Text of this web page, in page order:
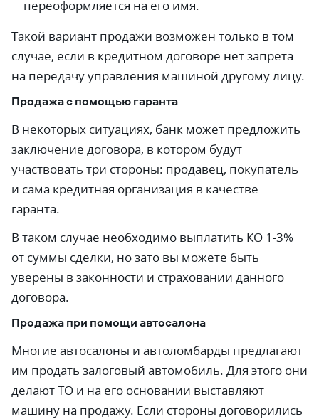
переоформляется на его имя.
Такой вариант продажи возможен только в том
случае, если в кредитном договоре нет запрета
на передачу управления машиной другому лицу.
Продажа с помощью гаранта
В некоторых ситуациях, банк может предложить
заключение договора, в котором будут
участвовать три стороны: продавец, покупатель
и сама кредитная организация в качестве
гаранта.
В таком случае необходимо выплатить КО 1-3%
от суммы сделки, но зато вы можете быть
уверены в законности и страховании данного
договора.
Продажа при помощи автосалона
Многие автосалоны и автоломбарды предлагают
им продать залоговый автомобиль. Для этого они
делают ТО и на его основании выставляют
машину на продажу. Если стороны договорились